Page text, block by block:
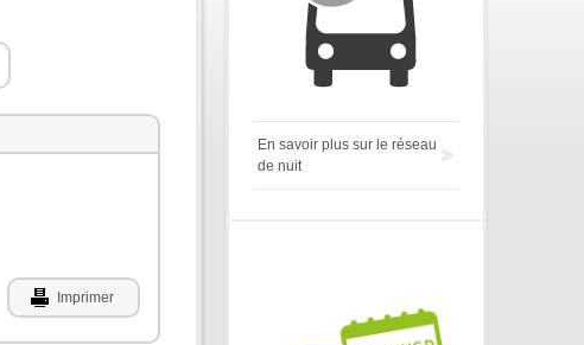
Imprimer
En savoir plus sur le réseau
de nuit